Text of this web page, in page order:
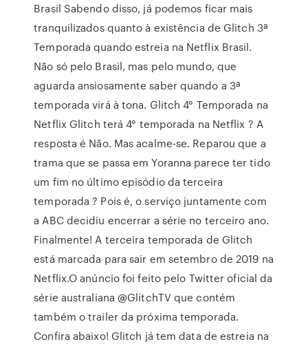
Brasil Sabendo disso, já podemos ficar mais
tranquilizados quanto à existência de Glitch 3ª
Temporada quando estreia na Netflix Brasil.
Não só pelo Brasil, mas pelo mundo, que
aguarda ansiosamente saber quando a 3ª
temporada virá à tona. Glitch 4° Temporada na
Netflix Glitch terá 4° temporada na Netflix ? A
resposta é Não. Mas acalme-se. Reparou que a
trama que se passa em Yoranna parece ter tido
um fim no último episódio da terceira
temporada ? Pois é, o serviço juntamente com
a ABC decidiu encerrar a série no terceiro ano.
Finalmente! A terceira temporada de Glitch
está marcada para sair em setembro de 2019 na
Netflix.O anúncio foi feito pelo Twitter oficial da
série australiana @GlitchTV que contém
também o trailer da próxima temporada.
Confira abaixo! Glitch já tem data de estreia na